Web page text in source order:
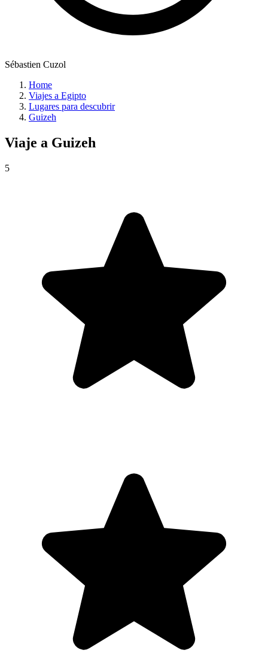
Sébastien Cuzol
Home
Viajes a Egipto
Lugares para descubrir
Guizeh
Viaje a Guizeh
5